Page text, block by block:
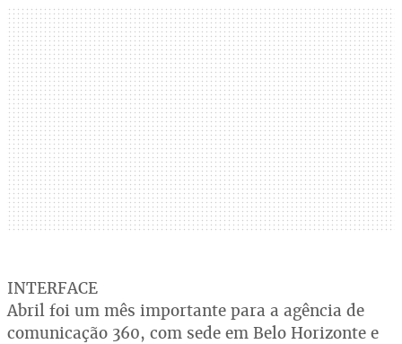
INTERFACE
Abril foi um mês importante para a agência de
comunicação 360, com sede em Belo Horizonte e